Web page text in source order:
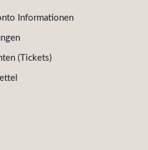
Informationen
(Tickets)